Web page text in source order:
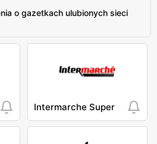
o gazetkach ulubionych sieci
Intermarche Super